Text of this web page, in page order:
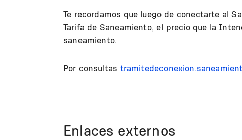
Te recordamos que luego de conectarte al
Tarifa de Saneamiento, el precio que la
saneamiento.
Por consultas
Enlaces externos